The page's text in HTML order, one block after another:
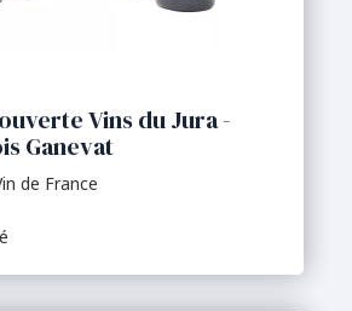
Vins du Jura -
Ganevat
de France